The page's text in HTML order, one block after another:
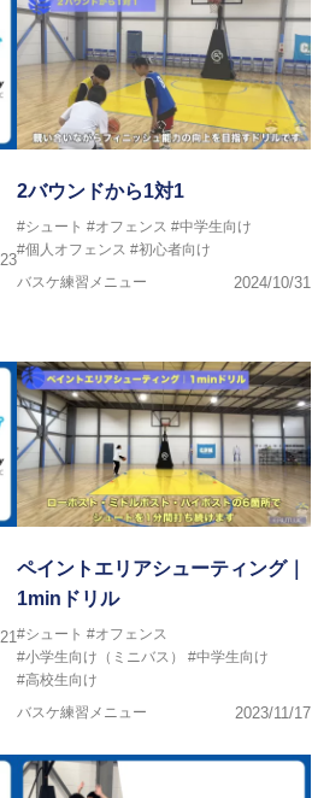
2バウンドから1対1
#シュート #オフェンス #中学生向け
#個人オフェンス #初心者向け
バスケ練習メニュー
2024/10/31
ペイントエリアシューティング｜
1minドリル
#シュート #オフェンス
#小学生向け（ミニバス）
#中学生向け
#高校生向け
バスケ練習メニュー
2023/11/17